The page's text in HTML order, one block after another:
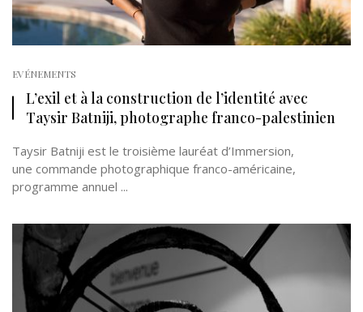
EVÉNEMENTS
L’exil et à la construction de l’identité avec
Taysir Batniji, photographe franco-palestinien
Taysir Batniji est le troisième lauréat d’Immersion,
une commande photographique franco-américaine,
programme annuel ...